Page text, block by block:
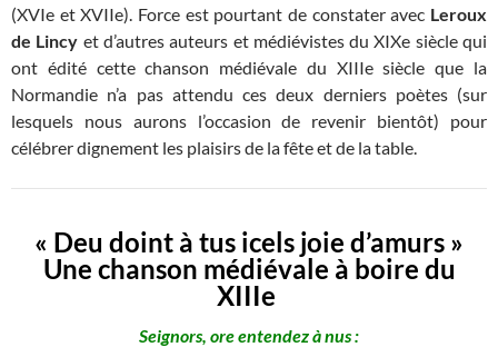
(XVIe et XVIIe). Force est pourtant de constater avec Leroux
de Lincy et d’autres auteurs et médiévistes du XIXe siècle qui
ont édité cette chanson médiévale du XIIIe siècle que la
Normandie n’a pas attendu ces deux derniers poètes (sur
lesquels nous aurons l’occasion de revenir bientôt) pour
célébrer dignement les plaisirs de la fête et de la table.
« Deu doint à tus icels joie d’amurs »
Une chanson médiévale à boire du
XIIIe
Seignors, ore entendez à nus :